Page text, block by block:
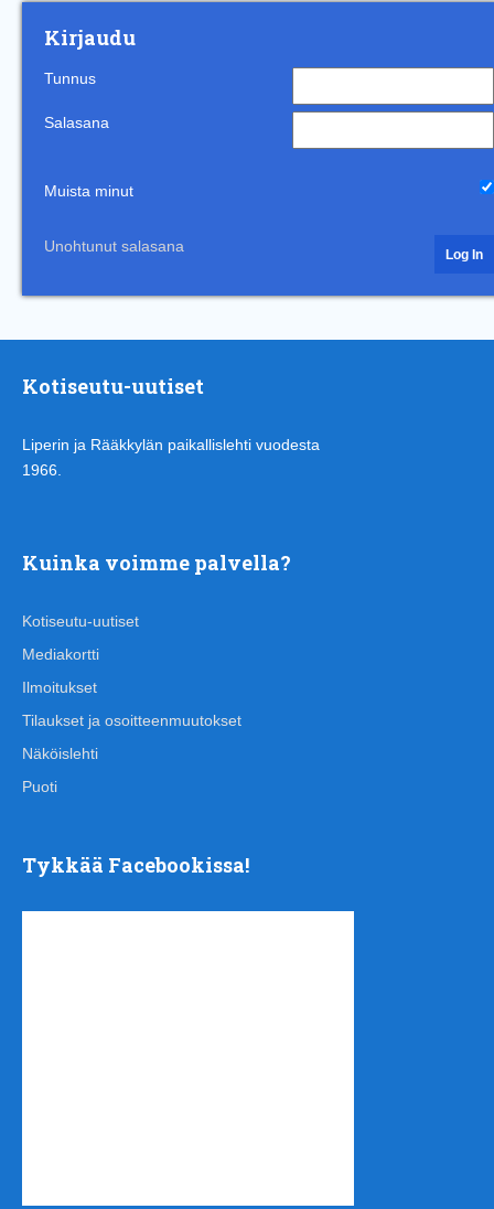
Kirjaudu
Tunnus
Salasana
Muista minut
Unohtunut salasana
Kotiseutu-uutiset
Liperin ja Rääkkylän paikallislehti vuodesta
1966.
Kuinka voimme palvella?
Kotiseutu-uutiset
Mediakortti
Ilmoitukset
Tilaukset ja osoitteenmuutokset
Näköislehti
Puoti
Tykkää Facebookissa!